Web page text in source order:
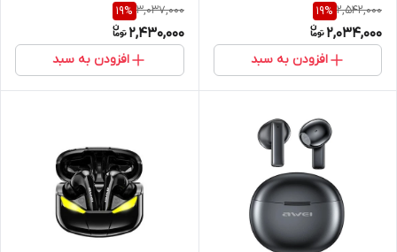
2,542,000
19%
2,034,000
افزودن به سبد
3,037,000
19%
2,430,000
افزودن به سبد